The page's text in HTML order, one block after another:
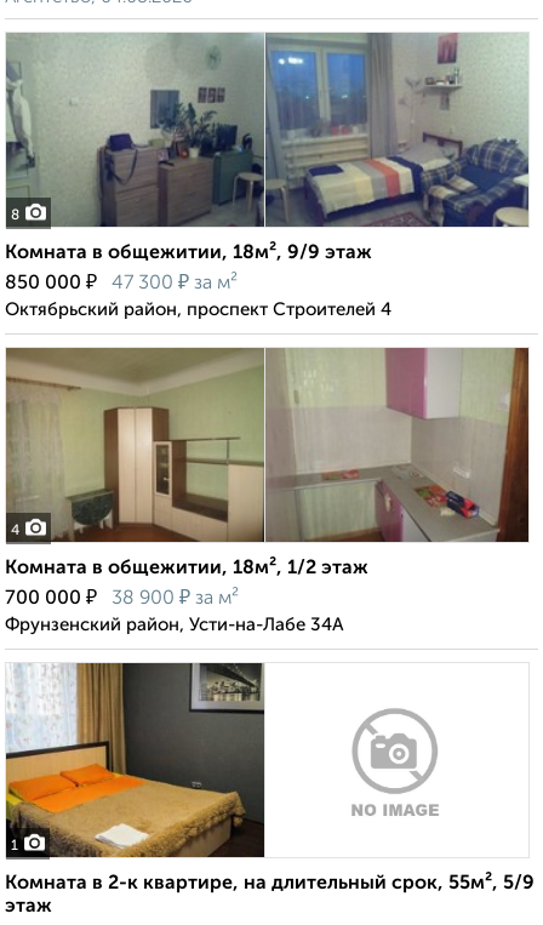
8
Комната в общежитии, 18м², 9/9 этаж
850 000 ₽ 47 300 ₽ за м²
Октябрьский район, проспект Строителей 4
4
Комната в общежитии, 18м², 1/2 этаж
700 000 ₽ 38 900 ₽ за м²
Фрунзенский район, Усти-на-Лабе 34А
1
Комната в 2-к квартире, на длительный срок, 55м², 5/9
этаж